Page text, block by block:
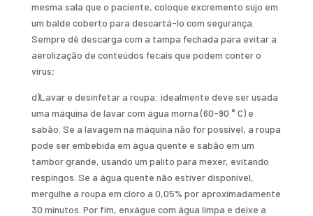
mesma sala que o paciente, coloque excremento sujo em
um balde coberto para descartá-lo com segurança.
Sempre dê descarga com a tampa fechada para evitar a
aerolização de conteúdos fecais que podem conter o
vírus;
d)Lavar e desinfetar a roupa: idealmente deve ser usada
uma máquina de lavar com água morna (60-90 ° C) e
sabão. Se a lavagem na máquina não for possível, a roupa
pode ser embebida em água quente e sabão em um
tambor grande, usando um palito para mexer, evitando
respingos. Se a água quente não estiver disponível,
mergulhe a roupa em cloro a 0,05% por aproximadamente
30 minutos. Por fim, enxágue com água limpa e deixe a